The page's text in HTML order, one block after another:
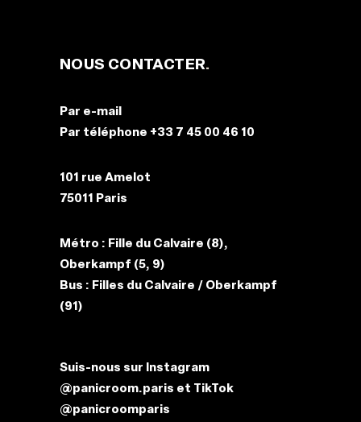
NOUS CONTACTER
Par e-mail
Par téléphone +33 7 45 00 46 10
101 rue Amelot
75011 Paris
Métro : Fille du Calvaire (8),
Oberkampf (5, 9)
Bus : Filles du Calvaire / Oberkampf
(91)
Suis-nous sur Instagram
@panicroom.paris et TikTok
@panicroomparis